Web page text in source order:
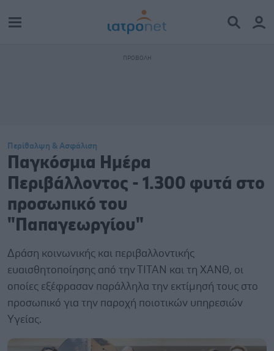
Περίθαλψη & Ασφάλιση
Παγκόσμια Ημέρα
Περιβάλλοντος - 1.300 φυτά στο
προσωπικό του
"Παπαγεωργίου"
Δράση κοινωνικής και περιβαλλοντικής
ευαισθητοποίησης από την ΤΙΤΑΝ και τη ΧΑΝΘ, οι
οποίες εξέφρασαν παράλληλα την εκτίμησή τους στο
προσωπικό για την παροχή ποιοτικών υπηρεσιών
Υγείας.